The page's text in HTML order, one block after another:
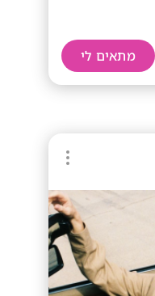
מתאים לי